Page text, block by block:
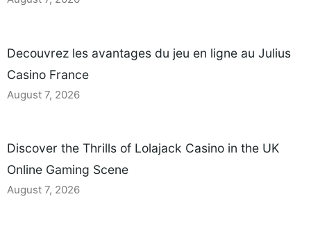
Decouvrez les avantages du jeu en ligne au Julius
Casino France
August 7, 2026
Discover the Thrills of Lolajack Casino in the UK
Online Gaming Scene
August 7, 2026